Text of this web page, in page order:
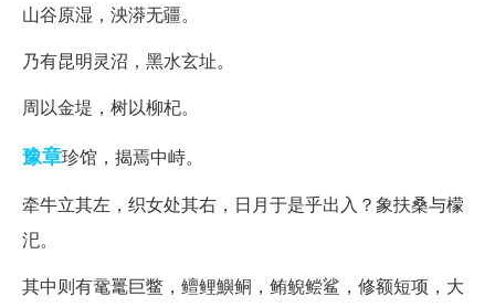
山谷原湿，泱漭无疆。
乃有昆明灵沼，黑水玄址。
周以金堤，树以柳杞。
豫章珍馆，揭焉中峙。
牵牛立其左，织女处其右，日月于是乎出入？象扶桑与檬
汜。
其中则有鼋鼍巨鳖，鳣鲤鱮鲖，鲔鲵鲿鲨，修额短项，大